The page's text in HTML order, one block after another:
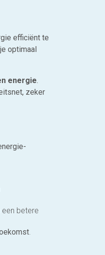
efficiënt te
optimaal
energie.
zeker
betere
.